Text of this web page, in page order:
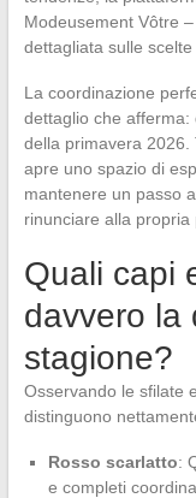
Modeusement Vôtre
dettagliata sulle
La coordinazione
dettaglio che afferma:
della primavera
apre uno spazio di
mantenere un passo
rinunciare alla propria
Quali capi
davvero la
stagione?
Osservando le sfilate
distinguono
Rosso scarlatto:
e completi